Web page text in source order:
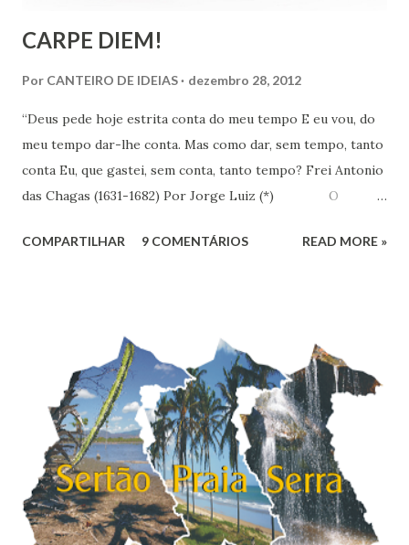
CARPE DIEM!
Por CANTEIRO DE IDEIAS dezembro 28, 2012
“Deus pede hoje estrita conta do meu tempo E eu vou, do
meu tempo dar-lhe conta. Mas como dar, sem tempo, tanto
conta Eu, que gastei, sem conta, tanto tempo? Frei Antonio
das Chagas (1631-1682) Por Jorge Luiz (*) O
no dia 18 último, resultado de pesquisa que revela que em
uma felicidade média de 6,8 no Brasil em 2010. O
Nordeste é a região mais feliz do Brasil, com nota média de
7,38. Se fosse considerado um país, nós nordestinos
ficaríamos em 9º na classificação global, entre belgas e
finlandeses. Apesar de ser considerada a região mais rica
do Brasil, o Sudoeste foi con...
COMPARTILHAR 9 COMENTÁRIOS READ MORE »